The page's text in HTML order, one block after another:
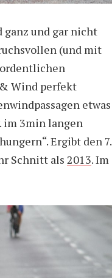
ganz und gar nicht
(und mit
Wind perfekt
etwas
im 3min langen
Ergibt den 7.
Schnitt als 2013. Im